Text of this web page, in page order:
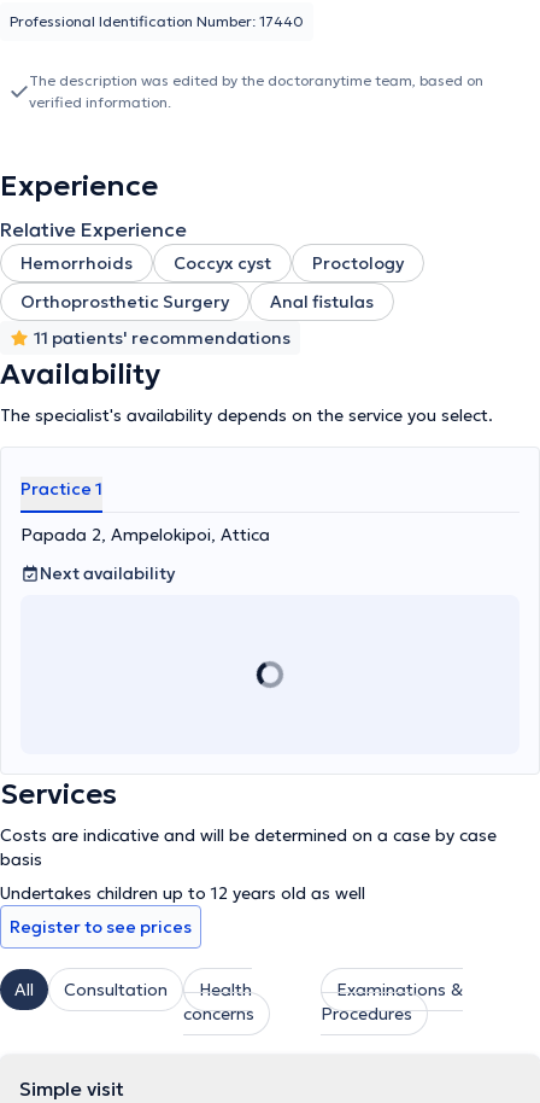
Σχολής. Ακόμη, πραγματοποίησε μεταπτυχιακές σπουδές στην
στη Γενική Χειρουργική σε μεγάλα νοσοκομεία της Αθήνας όπως
το Γενικό Νοσοκομείο Αθηνών "Γ. Γεννηματάς" και το Ναυτικό
στηLaser Χειρουργική του Πρωκτού
εξειδικεύτηκε στηνΠρωκτολογία
εμπειρία έχοντας εργαστεί ως Ιατρός Αξιωματικός και αργότερα
ωςΔιευθυντής του Χειρουργικού Τμήματος της Ελληνικής
Αστυνομίαςστη Διεύθυνση Υγειονομικού στο Κεντρικό Ιατρείο
Αθηνών. Επίσης, από το Μάρτιο του 2006 έως και το Μάρτιο του
Ναυαγοσωστικής Ακαδημίας. Στο πλαίσιο της συνεχούς
κατάρτισής του, έχει συμμετάσχει σε πολλά εξειδικευμένα
επιστημονικά σεμινάρια ανά τον κόσμο. Επιπλέον, έχει
ανακοινώσει και δημοσιεύσει πλήθος επιστημονικών εργασιών σε
συνέδρια καθώς και σε έγκυρα επιστημονικά περιοδικά του
εξωτερικού. Τέλος, εξειδικεύεται στις
του
πυελικού εδάφους
και στη διάγνωση και θεραπεία των
παθήσεων αυτών. Με 15ετή πλέον εμπειρία στη θεραπεία των
παθήσεων του πρωκτού έχει πραγματοποιήσει περισσότερες
Professional Identification Number: 17440
The description was edited by the doctoranytime team, based on
verified information.
Experience
Relative Experience
Hemorrhoids Coccyx cyst
Proctology
Orthoprosthetic Surgery
Anal fistulas
11 patients' recommendations
Availability
The specialist's availability depends on the service you select.
Practice 1
Papada 2, Ampelokipoi, Attica
Next availability
Services
Costs are indicative and will be determined on a case by case
basis
Undertakes children up to 12 years old as well
Register to see prices
All Consultation
Health
concerns
Examinations &
Procedures
Simple visit